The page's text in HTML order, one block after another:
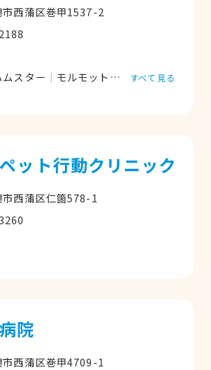
市西蒲区巻甲1537-2
ムスター モルモット うさぎ
すべて見る
ット行動クリニック
市西蒲区仁箇578-1
院
市西蒲区巻甲4709-1